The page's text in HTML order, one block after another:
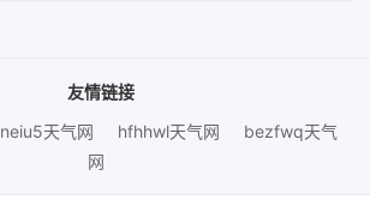
友情链接
neiu5天气网 hfhhwl天气网
bezfwq天气
网